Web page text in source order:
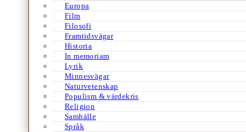
Europa
Film
Filosofi
Framtidsvägar
Historia
In memoriam
Lyrik
Minnesvägar
Naturvetenskap
Populism & värdekris
Religion
Samhälle
Språk